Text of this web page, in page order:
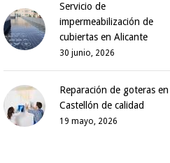
Servicio de
impermeabilización de
cubiertas en Alicante
30 junio, 2026
Reparación de goteras en
Castellón de calidad
19 mayo, 2026